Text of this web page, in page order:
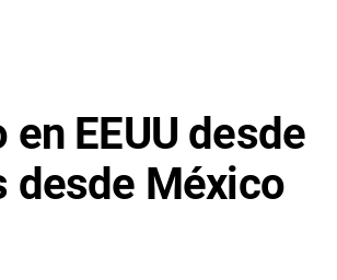
EEUU desde
desde México